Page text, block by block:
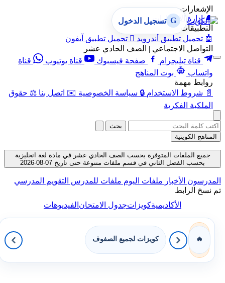
الإشعارات
🔔 إدارة الإشعارات
التطبيقات
🤖 تحميل تطبيق أندرويد  تحميل تطبيق آيفون
التواصل الاجتماعي | الصف الحادي عشر
قناة تيليجرام
صفحة فيسبوك قناة يوتيوب
قناة
واتساب
بوت المناهج
روابط مهمة
📄 شروط الاستخدام 🔒 سياسة الخصوصية ✉️ اتصل بنا ⚖️ حقوق
الملكية الفكرية
G تسجيل الدخول
بحث
المناهج الكويتية
جميع الملفات المتوفرة بحسب الصف الحادي عشر في مادة لغة انجليزية
بحسب الفصل الثاني في قسم ملفات متنوعة حتى تاريخ 07-08-2026
المدرسون الأخبار ملفات اليوم ملفات للمدرس التقويم المدرسي
تم نسخ الرابط
الأكاديميةكويزاتجدول الامتحانالفيديوهات
🔥 كويزات لجميع الصفوف